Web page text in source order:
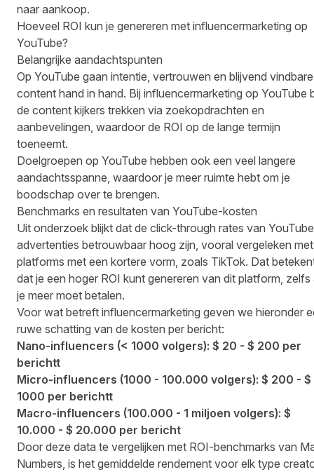
naar aankoop.
Hoeveel ROI kun je genereren met influencermarketing op
YouTube?
Belangrijke aandachtspunten
Op YouTube gaan intentie, vertrouwen en blijvend vindbare
content hand in hand. Bij influencermarketing op YouTube
de content kijkers trekken via zoekopdrachten en
aanbevelingen, waardoor de ROI op de lange termijn
toeneemt.
Doelgroepen op YouTube hebben ook een veel langere
aandachtsspanne, waardoor je meer ruimte hebt om je
boodschap over te brengen.
Benchmarks en resultaten van YouTube-kosten
Uit onderzoek blijkt dat de click-through rates van
advertenties betrouwbaar hoog zijn, vooral vergeleken met
platforms met een kortere vorm, zoals TikTok. Dat
dat je een hoger ROI kunt genereren van dit platform, zelfs
je meer moet betalen.
Voor wat betreft influencermarketing geven we hieronder
ruwe schatting van de kosten per bericht:
Nano-influencers (< 1000 volgers): $ 20 - $ 200 per
berichtt
Micro-influencers (1000 - 100.000 volgers): $ 200 - $
1000 per berichtt
Macro-influencers (100.000 - 1 miljoen volgers): $
10.000 - $ 20.000 per bericht
Door deze data te vergelijken met ROI-benchmarks van
Numbers, is het gemiddelde rendement voor elk type